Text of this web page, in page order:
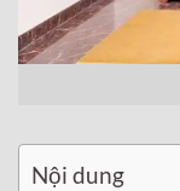
Nội dung